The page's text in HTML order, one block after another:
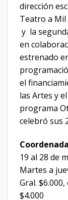
dirección
Teatro a
y la
en
estrenado
el
las Artes y
programa
celebró sus
19 al 28 de
Martes a
Gral.
$4.000